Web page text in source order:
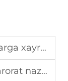
uchun yakuniy yechim
bo'yicha qo'llanma